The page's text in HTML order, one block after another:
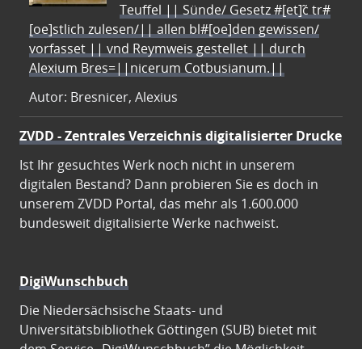
Teuffel || Sünde/ Gesetz #[et]c̃ tr#
[oe]stlich zulesen/|| allen bl#[oe]den gewissen/
vorfasset || vnd Reymweis gestellet || durch
Alexium Bres=||nicerum Cotbusianum.||
Autor: Bresnicer, Alexius
ZVDD - Zentrales Verzeichnis digitalisierter Drucke
Ist Ihr gesuchtes Werk noch nicht in unserem
digitalen Bestand? Dann probieren Sie es doch in
unserem ZVDD Portal, das mehr als 1.600.000
bundesweit digitalisierte Werke nachweist.
DigiWunschbuch
Die Niedersächsische Staats- und
Universitätsbibliothek Göttingen (SUB) bietet mit